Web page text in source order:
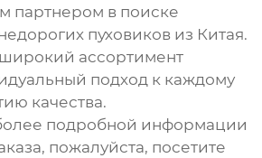
партнером в поиске
пуховиков из Китая.
ассортимент
подход к каждому
качества.
подробной информации
пожалуйста, посетите